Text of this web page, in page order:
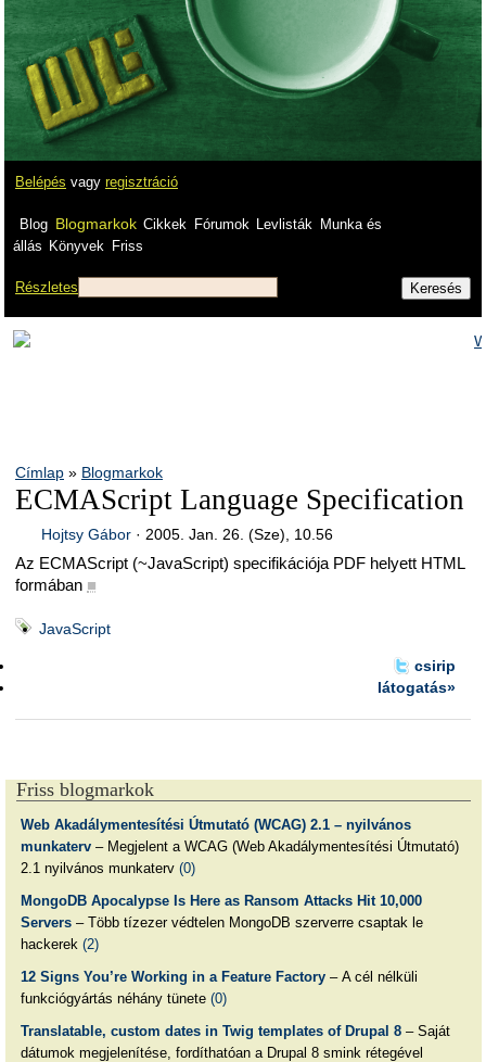
Belépés vagy regisztráció
Blog Blogmarkok Cikkek Fórumok Levlisták
Munka és
állás Könyvek Friss
Részletes
Címlap » Blogmarkok
ECMAScript Language Specification
Hojtsy Gábor· 2005. Jan. 26. (Sze), 10.56
Az ECMAScript (~JavaScript) specifikációja PDF helyett HTML
formában ■
JavaScript
csirip
látogatás»
Friss blogmarkok
Web Akadálymentesítési Útmutató (WCAG) 2.1 – nyilvános
munkaterv– Megjelent a WCAG (Web Akadálymentesítési Útmutató)
2.1 nyilvános munkaterv (0)
MongoDB Apocalypse Is Here as Ransom Attacks Hit 10,000
Servers– Több tízezer védtelen MongoDB szerverre csaptak le
hackerek (2)
12 Signs You’re Working in a Feature Factory– A cél nélküli
funkciógyártás néhány tünete (0)
Translatable, custom dates in Twig templates of Drupal 8– Saját
dátumok megjelenítése, fordíthatóan a Drupal 8 smink rétegével